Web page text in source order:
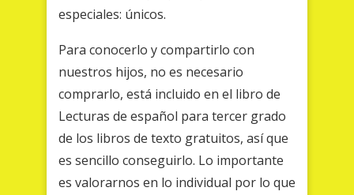
especiales: únicos.
Para conocerlo y compartirlo con
nuestros hijos, no es necesario
comprarlo, está incluido en el libro de
Lecturas de español para tercer grado
de los libros de texto gratuitos, así que
es sencillo conseguirlo. Lo importante
es valorarnos en lo individual por lo que